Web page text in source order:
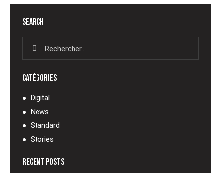
SEARCH
CATÉGORIES
Digital
News
Standard
Stories
RECENT POSTS